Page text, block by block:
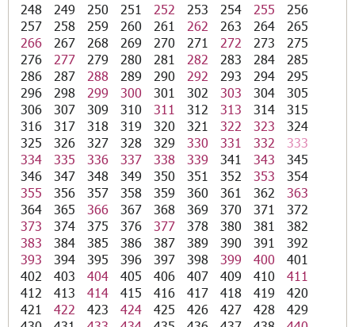
248
249 250 251 252 253 254 255
256
257
258 259 260 261 262 263 264
265
266
267 268 269 270 271 272 273
275
276
277 279 280 281 282 283 284
285
286
287 288 289 290 292 293 294
295
296
298 299 300 301 302 303 304
305
306
307 309 310 311 312 313 314
315
316
317 318 319 320 321 322 323
324
325
326 327 328 329 330 331 332
333
334
335 336 337 338 339 341 343
345
346
347 348 349 350 351 352 353
354
355
356 357 358 359 360 361 362
363
364
365 366 367 368 369 370 371
372
373
374 375 376 377 378 380 381
382
383
384 385 386 387 389 390 391
392
393
394 395 396 397 398 399 400
401
402
403 404 405 406 407 409 410
411
412
413 414 415 416 417 418 419
420
421
422 423 424 425 426 427 428
429